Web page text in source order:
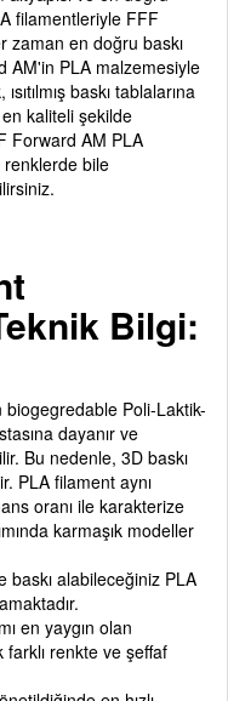
filamentleriyle FFF
zaman en doğru baskı
AM'in PLA malzemesiyle
baskı tablalarına
kaliteli şekilde
Forward AM PLA
renklerde bile
Bilgi:
biogegredable Poli-Laktik-
dayanır ve
Bu nedenle, 3D baskı
PLA filament aynı
oranı ile karakterize
karmaşık modeller
baskı alabileceğiniz PLA
en yaygın olan
renkte ve şeffaf